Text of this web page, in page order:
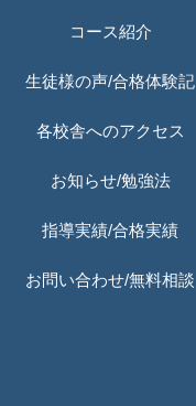
コース紹介
生徒様の声/合格体験記
各校舎へのアクセス
お知らせ/勉強法
指導実績/合格実績
お問い合わせ/無料相談